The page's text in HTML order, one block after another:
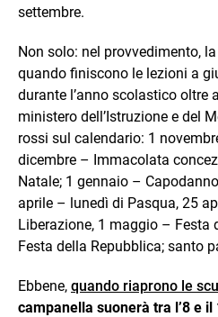
settembre.
Non solo: nel provvedimento,
quando finiscono le lezioni a
durante l’anno scolastico oltre
ministero dell’Istruzione e del
rossi sul calendario: 1
dicembre – Immacolata
Natale; 1 gennaio –
aprile – lunedì di Pasqua, 25
Liberazione, 1 maggio – Festa
Festa della Repubblica; santo
Ebbene, quando riaprono le
campanella suonerà tra l’8 e